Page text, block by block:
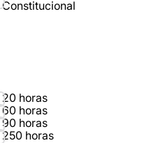
Constitucional
20 horas
60 horas
90 horas
250 horas